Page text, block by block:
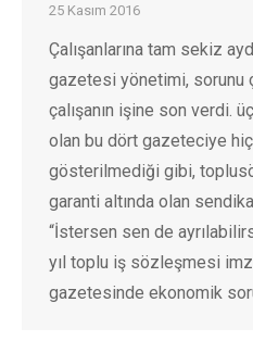
25 Kasım 2016
Çalışanlarına tam sekiz
gazetesi yönetimi, sorunu
çalışanın işine son verdi.
olan bu dört gazeteciye
gösterilmediği gibi,
garanti altında olan
“İstersen sen de
yıl toplu iş sözleşmesi
gazetesinde ekonomik